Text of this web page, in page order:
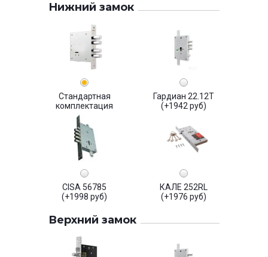
Нижний замок
Стандартная
комплектация
Гардиан 22.12Т
(+1942 руб)
CISA 56785
(+1998 руб)
КАЛЕ 252RL
(+1976 руб)
Верхний замок